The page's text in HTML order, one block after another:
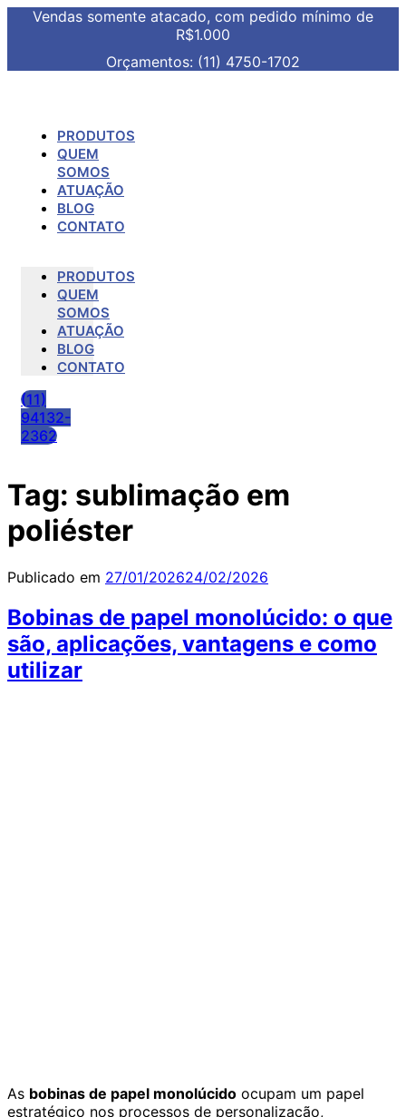
Vendas somente atacado, com pedido mínimo de
R$1.000
Orçamentos: (11) 4750-1702
PRODUTOS
QUEM
SOMOS
ATUAÇÃO
BLOG
CONTATO
PRODUTOS
QUEM
SOMOS
ATUAÇÃO
BLOG
CONTATO
(11)
94132-
2362
Tag: sublimação em
poliéster
Publicado em 27/01/202624/02/2026
Bobinas de papel monolúcido: o que
são, aplicações, vantagens e como
utilizar
As bobinas de papel monolúcido ocupam um papel
estratégico nos processos de personalização,